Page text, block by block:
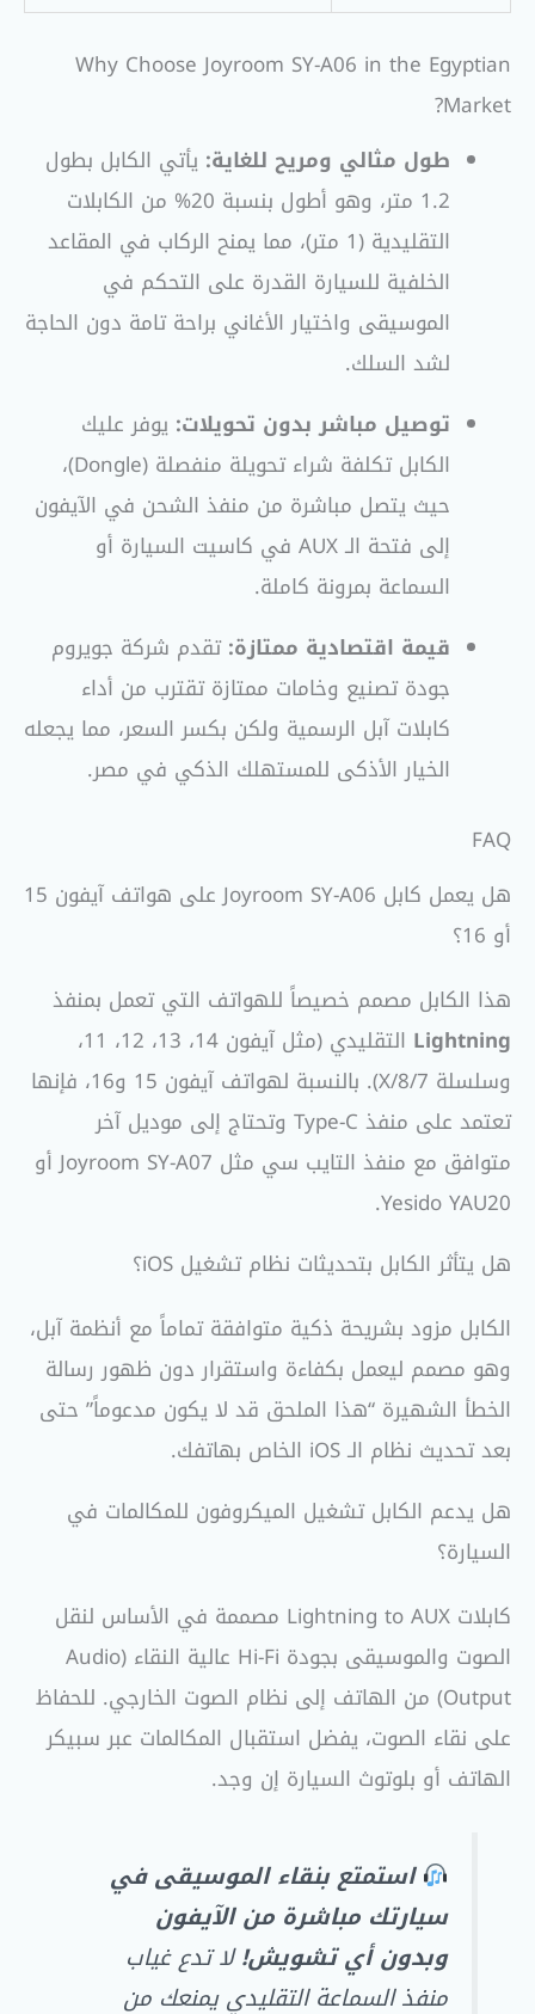
Why Choose Joyroom SY-A06 in the Egyptian
Market?
طول مثالي ومريح للغاية: يأتي الكابل بطول
1.2 متر، وهو أطول بنسبة 20% من الكابلات
التقليدية (1 متر)، مما يمنح الركاب في المقاعد
الخلفية للسيارة القدرة على التحكم في
الموسيقى واختيار الأغاني براحة تامة دون الحاجة
لشد السلك.
توصيل مباشر بدون تحويلات: يوفر عليك
الكابل تكلفة شراء تحويلة منفصلة (Dongle)،
حيث يتصل مباشرة من منفذ الشحن في الآيفون
إلى فتحة الـ AUX في كاسيت السيارة أو
السماعة بمرونة كاملة.
قيمة اقتصادية ممتازة:تقدم شركة جويروم
جودة تصنيع وخامات ممتازة تقترب من أداء
كابلات آبل الرسمية ولكن بكسر السعر، مما يجعله
الخيار الأذكى للمستهلك الذكي في مصر.
FAQ
هل يعمل كابل Joyroom SY-A06 على هواتف آيفون 15
أو 16؟
هذا الكابل مصمم خصيصاً للهواتف التي تعمل بمنفذ
Lightning
التقليدي (مثل آيفون 14، 13، 12، 11،
وسلسلة X/8/7). بالنسبة لهواتف آيفون 15 و16، فإنها
تعتمد على منفذ Type-C وتحتاج إلى موديل آخر
متوافق مع منفذ التايب سي مثل Joyroom SY-A07 أو
Yesido YAU20.
هل يتأثر الكابل بتحديثات نظام تشغيل iOS؟
الكابل مزود بشريحة ذكية متوافقة تماماً مع أنظمة آبل،
وهو مصمم ليعمل بكفاءة واستقرار دون ظهور رسالة
الخطأ الشهيرة “هذا الملحق قد لا يكون مدعوماً” حتى
بعد تحديث نظام الـ iOS الخاص بهاتفك.
هل يدعم الكابل تشغيل الميكروفون للمكالمات في
السيارة؟
كابلات Lightning to AUX مصممة في الأساس لنقل
الصوت والموسيقى بجودة Hi-Fi عالية النقاء (Audio
Output) من الهاتف إلى نظام الصوت الخارجي. للحفاظ
على نقاء الصوت، يفضل استقبال المكالمات عبر سبيكر
الهاتف أو بلوتوث السيارة إن وجد.
استمتع بنقاء الموسيقى في
سيارتك مباشرة من الآيفون
وبدون أي تشويش!لا تدع غياب
منفذ السماعة التقليدي يمنعك من